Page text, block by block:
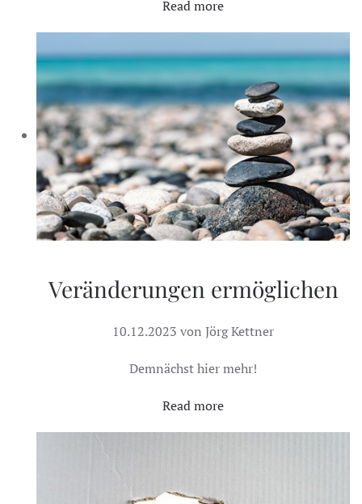
Read more
Veränderungen ermöglichen
10.12.2023 von Jörg Kettner
Demnächst hier mehr!
Read more